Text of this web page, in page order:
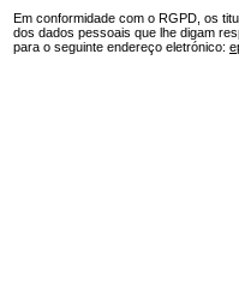
Em conformidade com o RGPD, os
dos dados pessoais que lhe digam
para o seguinte endereço eletrónico: